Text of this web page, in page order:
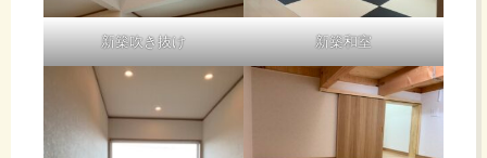
新築吹き抜け 新築和室